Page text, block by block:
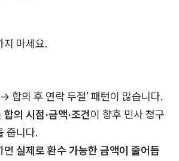
지 마세요.
합의 후 연락 두절’ 패턴이 많습니다.
합의 시점·금액·조건이 향후 민사 청구
줍니다.
면 실제로 환수 가능한 금액이 줄어듭